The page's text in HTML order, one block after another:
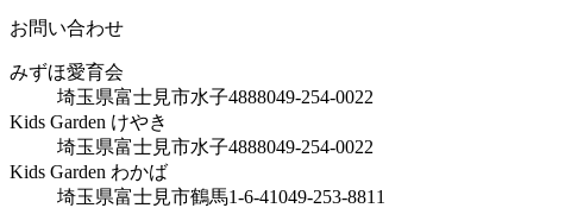
お問い合わせ
みずほ愛育会
埼玉県富士見市水子4888049-254-0022
Kids Garden けやき
埼玉県富士見市水子4888049-254-0022
Kids Garden わかば
埼玉県富士見市鶴馬1-6-41049-253-8811